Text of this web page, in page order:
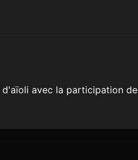
avec la participation